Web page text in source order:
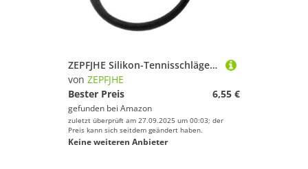
ZEPFJHE Silikon-Tennisschläger-Griffisolator, Tennis-Griff-Haltungskorrektur, komfortabel, stoßdämpfender Isolator
von ZEPFJHE
Bester Preis
6,55 €
gefunden bei Amazon
zuletzt überprüft am 27.09.2025 um 00:03; der
Preis kann sich seitdem geändert haben.
Keine weiteren Anbieter